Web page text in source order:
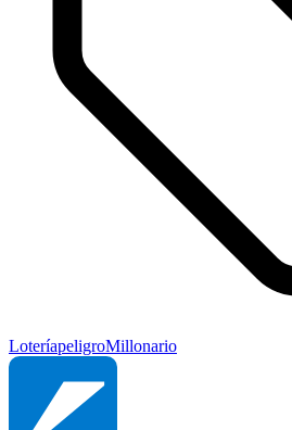
LoteríapeligroMillonario